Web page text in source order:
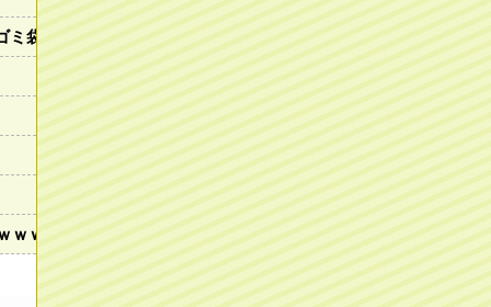
袋すら返さない…上司に相談しても「困ってるのはお前だけ
ｗｗ